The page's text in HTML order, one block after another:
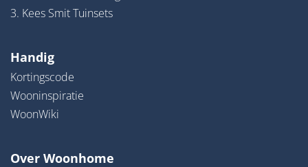
3. Kees Smit Tuinsets
Handig
Kortingscode
Wooninspiratie
WoonWiki
Over Woonhome